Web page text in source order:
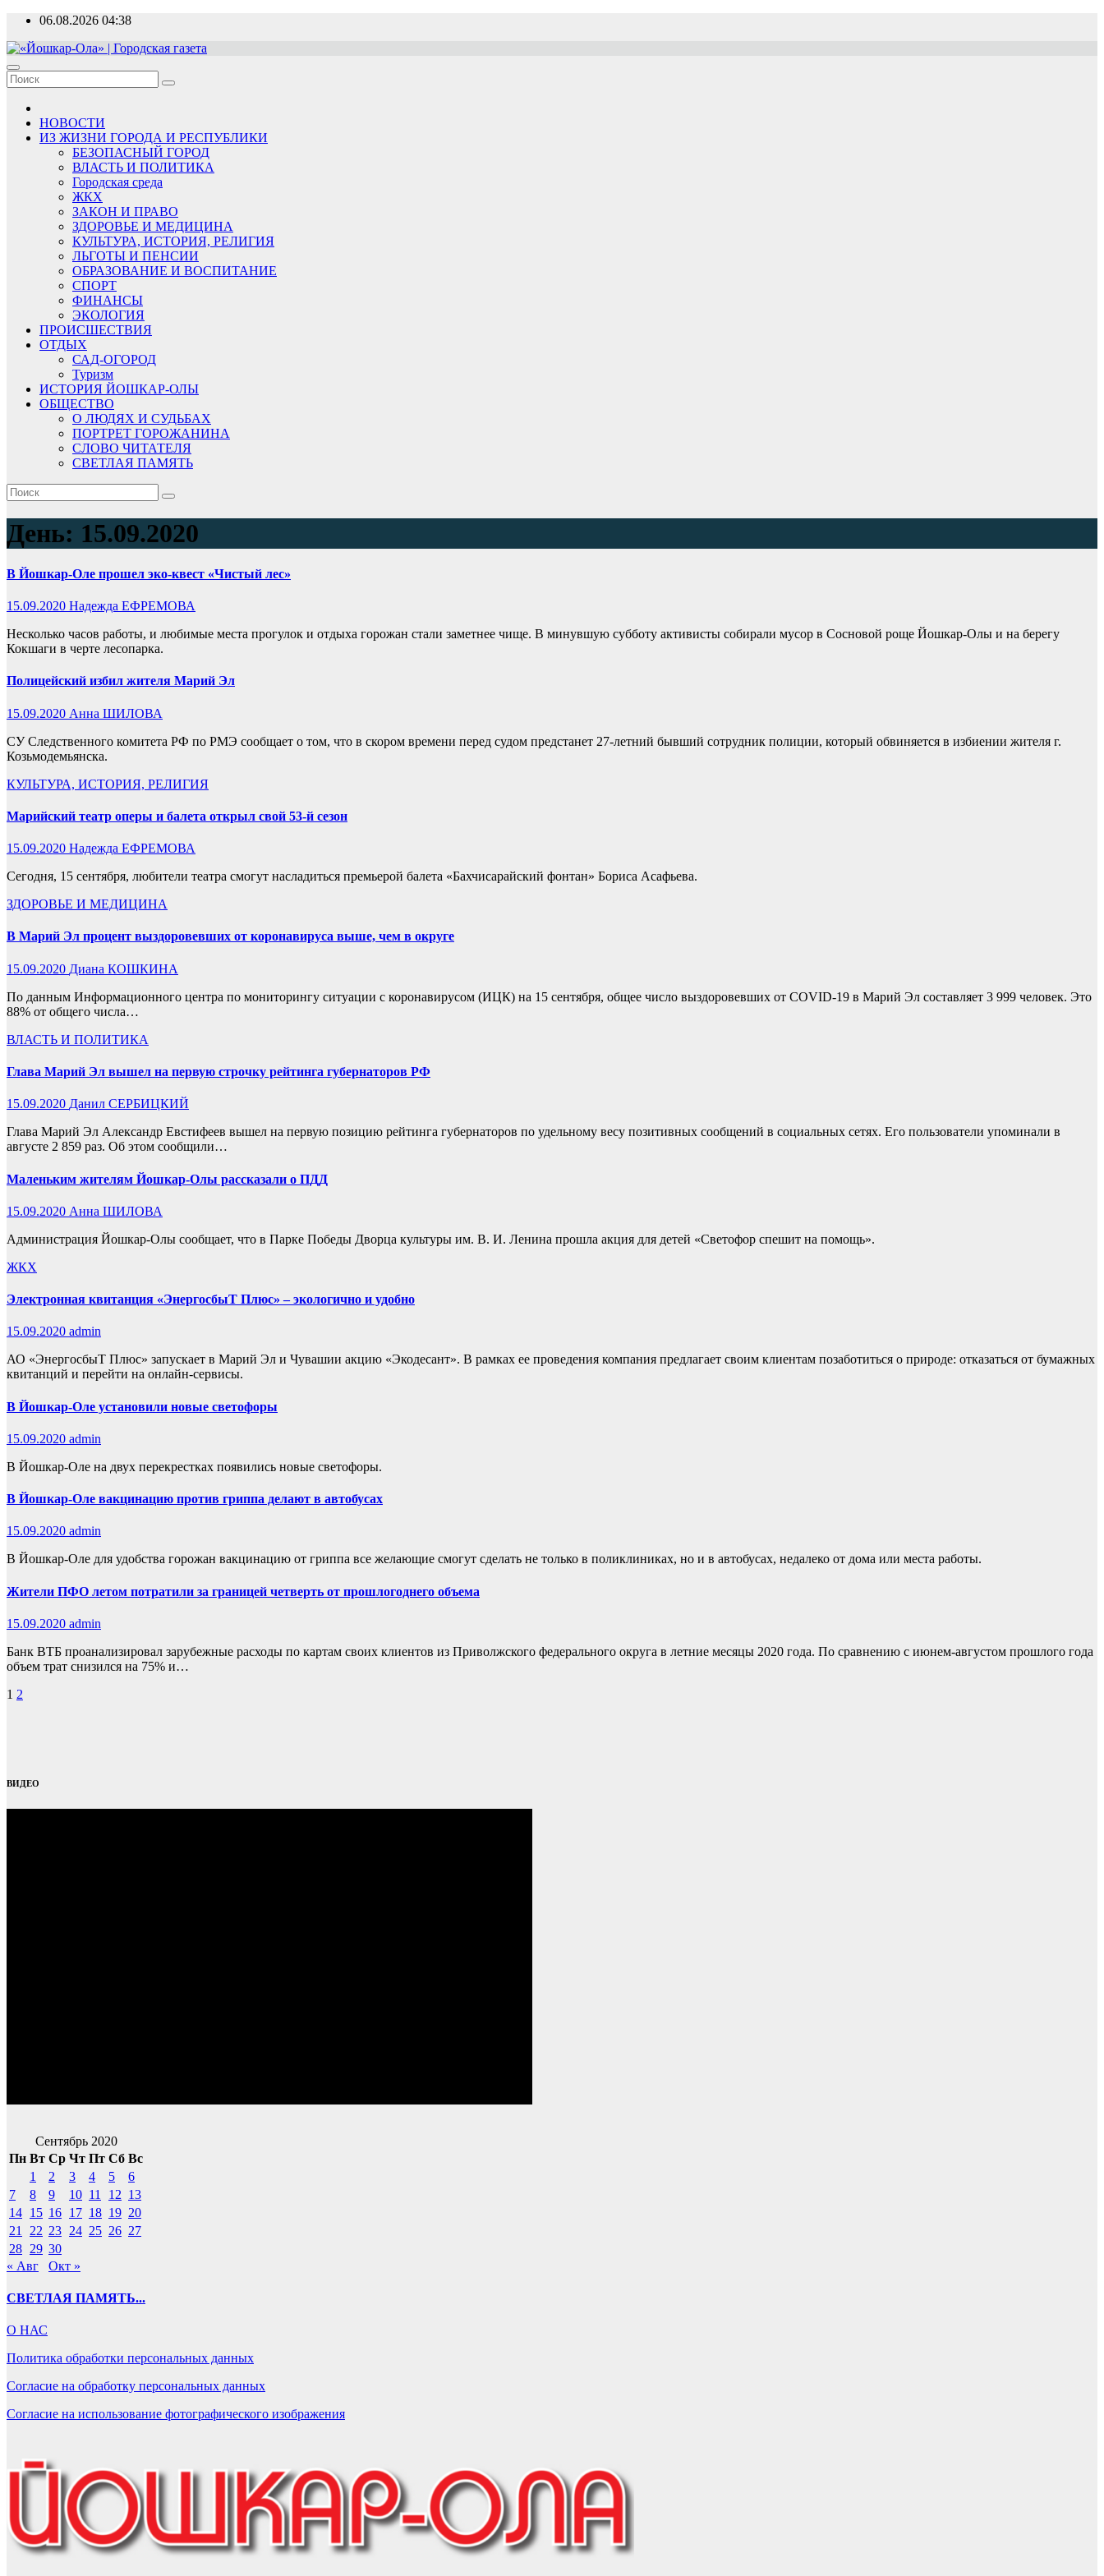
Перейти
содержимому
06.08.2026 04:38
«Йошкар-Ола» | Городская газета
Новости, события, люди
НОВОСТИ
ИЗ ЖИЗНИ ГОРОДА И РЕСПУБЛИКИ
БЕЗОПАСНЫЙ ГОРОД
ВЛАСТЬ И ПОЛИТИКА
Городская среда
ЖКХ
ЗАКОН И ПРАВО
ЗДОРОВЬЕ И МЕДИЦИНА
КУЛЬТУРА, ИСТОРИЯ, РЕЛИГИЯ
ЛЬГОТЫ И ПЕНСИИ
ОБРАЗОВАНИЕ И ВОСПИТАНИЕ
СПОРТ
ФИНАНСЫ
ЭКОЛОГИЯ
ПРОИСШЕСТВИЯ
ОТДЫХ
САД-ОГОРОД
Туризм
ИСТОРИЯ ЙОШКАР-ОЛЫ
ОБЩЕСТВО
О ЛЮДЯХ И СУДЬБАХ
ПОРТРЕТ ГОРОЖАНИНА
СЛОВО ЧИТАТЕЛЯ
СВЕТЛАЯ ПАМЯТЬ
День: 15.09.2020
В Йошкар-Оле прошел эко-квест «Чистый лес»
15.09.2020 Надежда ЕФРЕМОВА
Несколько часов работы, и любимые места прогулок и отдыха горожан стали заметнее чище. В минувшую субботу активисты собирали мусор в Сосновой роще Йошкар-Олы и на берегу
Кокшаги в черте лесопарка.
Полицейский избил жителя Марий Эл
15.09.2020 Анна ШИЛОВА
СУ Следственного комитета РФ по РМЭ сообщает о том, что в скором времени перед судом предстанет 27-летний бывший сотрудник полиции, который обвиняется в избиении жителя г.
Козьмодемьянска.
КУЛЬТУРА, ИСТОРИЯ, РЕЛИГИЯ
Марийский театр оперы и балета открыл свой 53-й сезон
15.09.2020 Надежда ЕФРЕМОВА
Сегодня, 15 сентября, любители театра смогут насладиться премьерой балета «Бахчисарайский фонтан» Бориса Асафьева.
ЗДОРОВЬЕ И МЕДИЦИНА
В Марий Эл процент выздоровевших от коронавируса выше, чем в округе
15.09.2020 Диана КОШКИНА
По данным Информационного центра по мониторингу ситуации с коронавирусом (ИЦК) на 15 сентября, общее число выздоровевших от COVID-19 в Марий Эл составляет 3 999 человек. Это
88% от общего числа…
ВЛАСТЬ И ПОЛИТИКА
Глава Марий Эл вышел на первую строчку рейтинга губернаторов РФ
15.09.2020 Данил СЕРБИЦКИЙ
Глава Марий Эл Александр Евстифеев вышел на первую позицию рейтинга губернаторов по удельному весу позитивных сообщений в социальных сетях. Его пользователи упоминали в
августе 2 859 раз. Об этом сообщили…
Маленьким жителям Йошкар-Олы рассказали о ПДД
15.09.2020 Анна ШИЛОВА
Администрация Йошкар-Олы сообщает, что в Парке Победы Дворца культуры им. В. И. Ленина прошла акция для детей «Светофор спешит на помощь».
ЖКХ
Электронная квитанция «ЭнергосбыТ Плюс» – экологично и удобно
15.09.2020 admin
АО «ЭнергосбыТ Плюс» запускает в Марий Эл и Чувашии акцию «Экодесант». В рамках ее проведения компания предлагает своим клиентам позаботиться о природе: отказаться от бумажных
квитанций и перейти на онлайн-сервисы.
В Йошкар-Оле установили новые светофоры
15.09.2020 admin
В Йошкар-Оле на двух перекрестках появились новые светофоры.
В Йошкар-Оле вакцинацию против гриппа делают в автобусах
15.09.2020 admin
В Йошкар-Оле для удобства горожан вакцинацию от гриппа все желающие смогут сделать не только в поликлиниках, но и в автобусах, недалеко от дома или места работы.
Жители ПФО летом потратили за границей четверть от прошлогоднего объема
15.09.2020 admin
Банк ВТБ проанализировал зарубежные расходы по картам своих клиентов из Приволжского федерального округа в летние месяцы 2020 года. По сравнению с июнем-августом прошлого года
объем трат снизился на 75% и…
Пагинация
1 2
ВИДЕО
Сентябрь 2020
Пн Вт Ср Чт Пт Сб Вс
1
2 3 4 5
6
7
8 9 10 11 12 13
14 15 16 17 18 19 20
21
22 23 24 25 26 27
28 29 30
« Авг
Окт »
СВЕТЛАЯ ПАМЯТЬ...
О НАС
Политика обработки персональных данных
Согласие на обработку персональных данных
Согласие на использование фотографического изображения